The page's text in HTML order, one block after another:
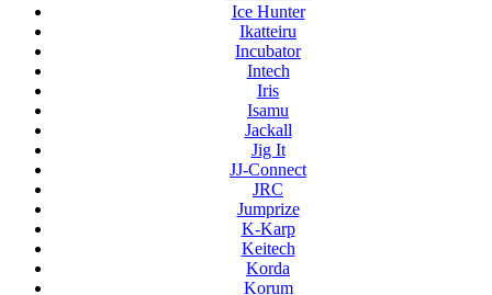
Ice Hunter
Ikatteiru
Incubator
Intech
Iris
Isamu
Jackall
Jig It
JJ-Connect
JRC
Jumprize
K-Karp
Keitech
Korda
Korum